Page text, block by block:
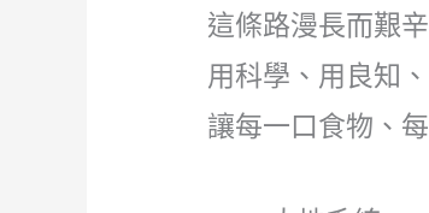
這條路漫長而艱
用科學、用良知
讓每一口食物、